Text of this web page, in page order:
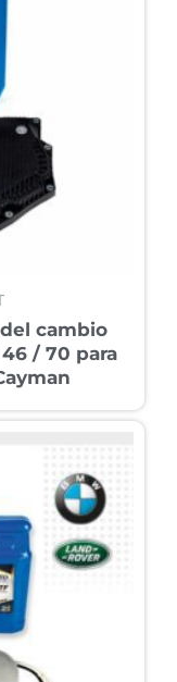
cambio
/ 70 para